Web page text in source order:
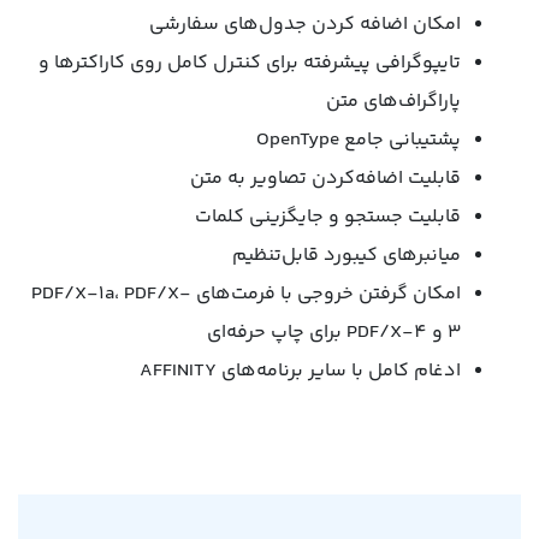
امکان اضافه کردن جدول‌های سفارشی
تایپوگرافی پیشرفته برای کنترل کامل روی کاراکترها و
پاراگراف‌های متن
پشتیبانی جامع OpenType
قابلیت اضافه‌کردن تصاویر به متن
قابلیت جستجو و جایگزینی کلمات
میانبرهای کیبورد قابل‌تنظیم
امکان گرفتن خروجی با فرمت‌های PDF/X-1a، PDF/X-
3 و PDF/X-4 برای چاپ حرفه‌ای
ادغام کامل با سایر برنامه‌های AFFINITY